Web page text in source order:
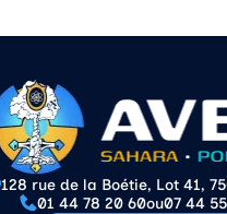
128 rue de la Boétie, Lot 41,
01 44 78 20 60ou07 44